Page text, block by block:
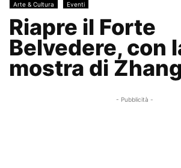
Arte & Cultura Eventi
Riapre il Forte
Belvedere, con
mostra di
- Pubblicità -